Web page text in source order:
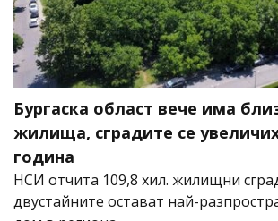
Бургаска област вече има
жилища, сградите се
година
НСИ отчита 109,8 хил. жилищни
двустайните остават най-